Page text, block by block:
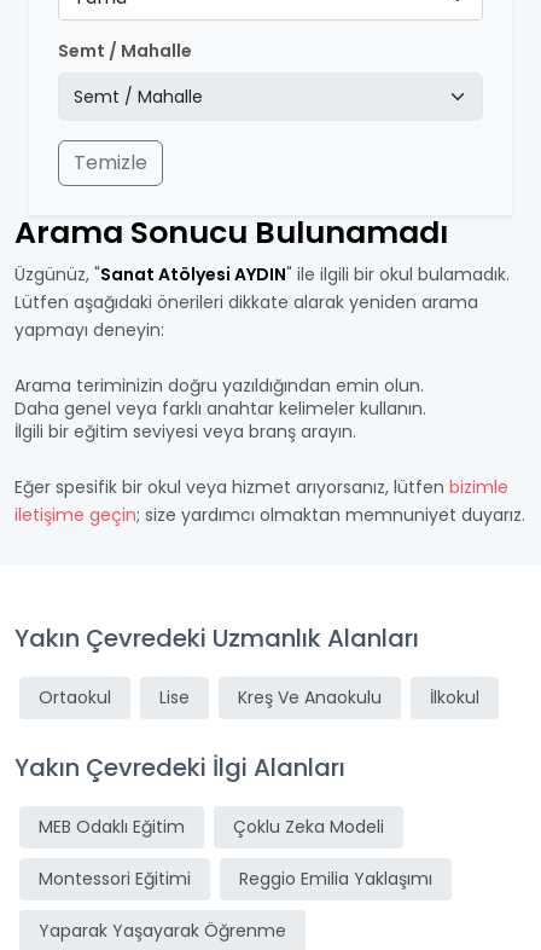
Semt / Mahalle
Temizle
Arama Sonucu Bulunamadı
Üzgünüz, "Sanat Atölyesi AYDIN" ile ilgili bir okul bulamadık.
Lütfen aşağıdaki önerileri dikkate alarak yeniden arama
yapmayı deneyin:
Arama teriminizin doğru yazıldığından emin olun.
Daha genel veya farklı anahtar kelimeler kullanın.
İlgili bir eğitim seviyesi veya branş arayın.
Eğer spesifik bir okul veya hizmet arıyorsanız, lütfen bizimle
iletişime geçin; size yardımcı olmaktan memnuniyet duyarız.
Yakın Çevredeki Uzmanlık Alanları
Ortaokul Lise Kreş Ve Anaokulu İlkokul
Yakın Çevredeki İlgi Alanları
MEB Odaklı Eğitim Çoklu Zeka Modeli
Montessori Eğitimi Reggio Emilia Yaklaşımı
Yaparak Yaşayarak Öğrenme